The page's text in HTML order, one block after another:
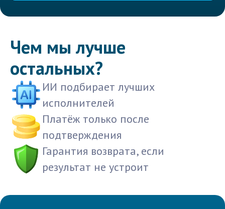
Чем мы лучше
остальных?
ИИ подбирает лучших
исполнителей
Платёж только после
подтверждения
Гарантия возврата, если
результат не устроит